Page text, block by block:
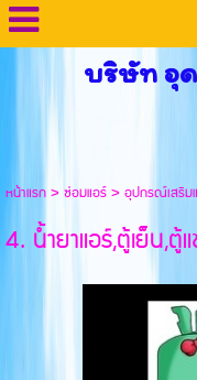
บริษัท อุ
หน้าแรก>ซ่อมแอร์>อุปกรณ์เสริม
4. น้ำยาแอร์,ตู้เย็น,ตู้